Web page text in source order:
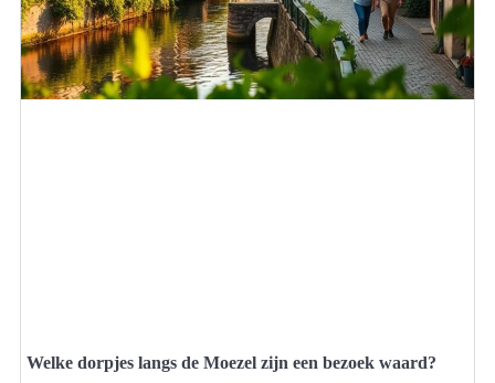
Welke dorpjes langs de Moezel zijn een bezoek waard?